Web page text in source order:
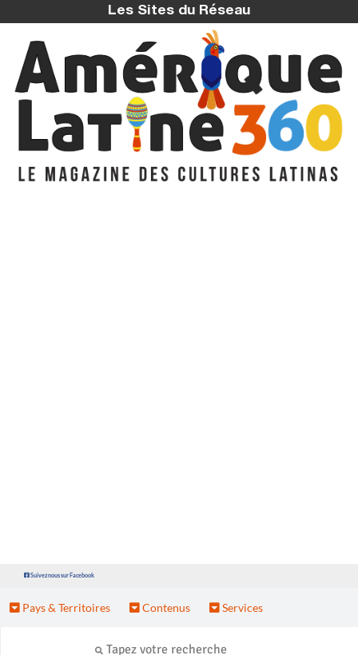
Les Sites du Réseau
Suivez nous sur Facebook
Pays & Territoires Contenus Services